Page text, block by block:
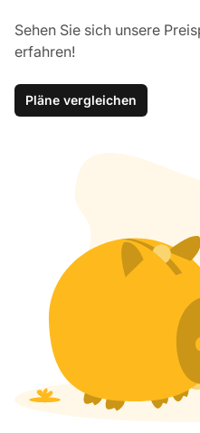
Sehen Sie sich unsere
erfahren!
Pläne vergleichen